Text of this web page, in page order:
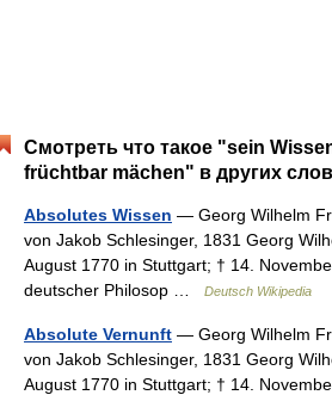
Смотреть что такое "sein
früchtbar mächen" в других
Absolutes Wissen — Georg Wilhelm
von Jakob Schlesinger, 1831 Georg
August 1770 in Stuttgart; † 14.
deutscher Philosop …
Deutsch Wikipedia
Absolute Vernunft — Georg Wilhelm
von Jakob Schlesinger, 1831 Georg
August 1770 in Stuttgart; † 14.